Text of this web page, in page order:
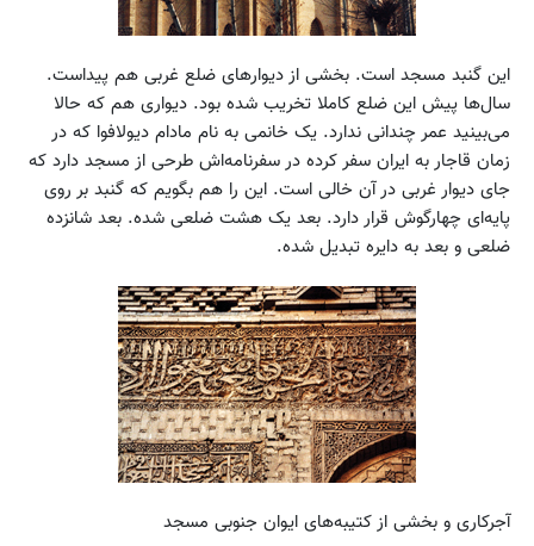
این گنبد مسجد است. بخشی از دیوارهای ضلع غربی هم پیداست.
سال‌ها پیش این ضلع کاملا تخریب شده بود. دیواری هم که حالا
می‌بینید عمر چندانی ندارد. یک خانمی به نام مادام دیولافوا که در
زمان قاجار به ایران سفر کرده در سفرنامه‌اش طرحی از مسجد دارد که
جای دیوار غربی در آن خالی است. این را هم بگویم که گنبد بر روی
پایه‌ای چهارگوش قرار دارد. بعد یک هشت ضلعی شده. بعد شانزده
ضلعی و بعد به دایره تبدیل شده.
آجرکاری و بخشی از کتیبه‌های ایوان جنوبی مسجد